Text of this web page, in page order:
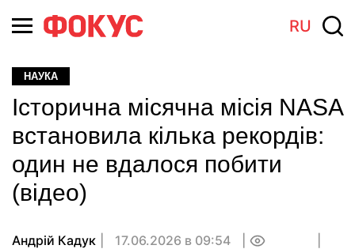
RU
НАУКА
Історична місячна місія NASA
встановила кілька рекордів:
один не вдалося побити
(відео)
Андрій Кадук 17.06.2026 в 09:54